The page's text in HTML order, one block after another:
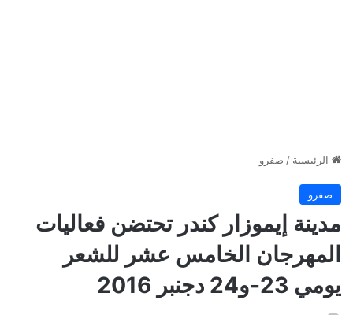
الرئيسية / صفرو
صفرو
مدينة إيموزار كندر تحتضن فعاليات
المهرجان الخامس عشر للشعر
يومي 23-و24 دجنبر 2016